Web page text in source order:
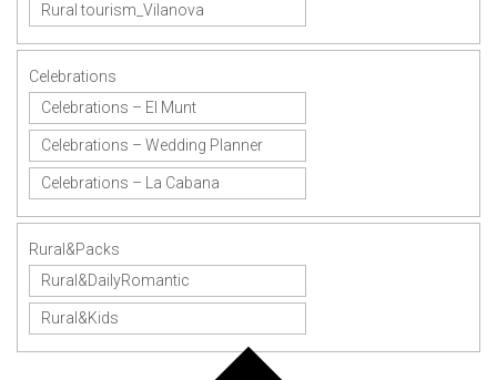
Rural tourism_Vilanova
Celebrations
Celebrations – El Munt
Celebrations – Wedding Planner
Celebrations – La Cabana
Rural&Packs
Rural&DailyRomantic
Rural&Kids